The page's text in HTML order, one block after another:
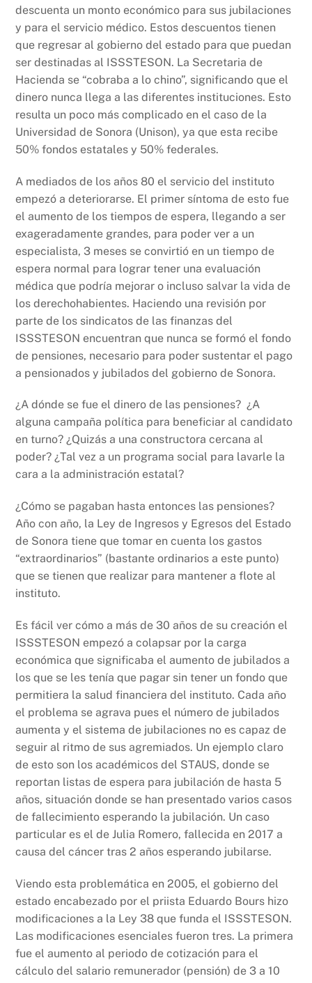
descuenta un monto económico para sus jubilaciones
y para el servicio médico. Estos descuentos tienen
que regresar al gobierno del estado para que puedan
ser destinadas al ISSSTESON. La Secretaria de
Hacienda se “cobraba a lo chino”, significando que el
dinero nunca llega a las diferentes instituciones. Esto
resulta un poco más complicado en el caso de la
Universidad de Sonora (Unison), ya que esta recibe
50% fondos estatales y 50% federales.
A mediados de los años 80 el servicio del instituto
empezó a deteriorarse. El primer síntoma de esto fue
el aumento de los tiempos de espera, llegando a ser
exageradamente grandes, para poder ver a un
especialista, 3 meses se convirtió en un tiempo de
espera normal para lograr tener una evaluación
médica que podría mejorar o incluso salvar la vida de
los derechohabientes. Haciendo una revisión por
parte de los sindicatos de las finanzas del
ISSSTESON encuentran que nunca se formó el fondo
de pensiones, necesario para poder sustentar el pago
a pensionados y jubilados del gobierno de Sonora.
¿A dónde se fue el dinero de las pensiones? ¿A
alguna campaña política para beneficiar al candidato
en turno? ¿Quizás a una constructora cercana al
poder? ¿Tal vez a un programa social para lavarle la
cara a la administración estatal?
¿Cómo se pagaban hasta entonces las pensiones?
Año con año, la Ley de Ingresos y Egresos del Estado
de Sonora tiene que tomar en cuenta los gastos
“extraordinarios” (bastante ordinarios a este punto)
que se tienen que realizar para mantener a flote al
instituto.
Es fácil ver cómo a más de 30 años de su creación el
ISSSTESON empezó a colapsar por la carga
económica que significaba el aumento de jubilados a
los que se les tenía que pagar sin tener un fondo que
permitiera la salud financiera del instituto. Cada año
el problema se agrava pues el número de jubilados
aumenta y el sistema de jubilaciones no es capaz de
seguir al ritmo de sus agremiados. Un ejemplo claro
de esto son los académicos del STAUS, donde se
reportan listas de espera para jubilación de hasta 5
años, situación donde se han presentado varios casos
de fallecimiento esperando la jubilación. Un caso
particular es el de Julia Romero, fallecida en 2017 a
causa del cáncer tras 2 años esperando jubilarse.
Viendo esta problemática en 2005, el gobierno del
estado encabezado por el priista Eduardo Bours hizo
modificaciones a la Ley 38 que funda el ISSSTESON.
Las modificaciones esenciales fueron tres. La primera
fue el aumento al periodo de cotización para el
cálculo del salario remunerador (pensión) de 3 a 10